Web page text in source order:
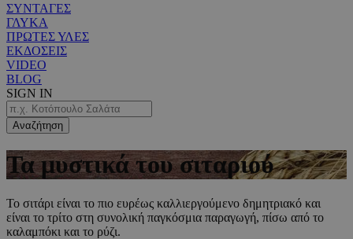
ΣΥΝΤΑΓΕΣ
ΓΛΥΚΑ
ΠΡΩΤΕΣ ΥΛΕΣ
ΕΚΔΟΣΕΙΣ
VIDEO
BLOG
SIGN IN
Αναζήτηση
Τα μυστικά του σιταριού
Το σιτάρι είναι το πιο ευρέως καλλιεργούμενο δημητριακό και
είναι το τρίτο στη συνολική παγκόσμια παραγωγή, πίσω από το
καλαμπόκι και το ρύζι.